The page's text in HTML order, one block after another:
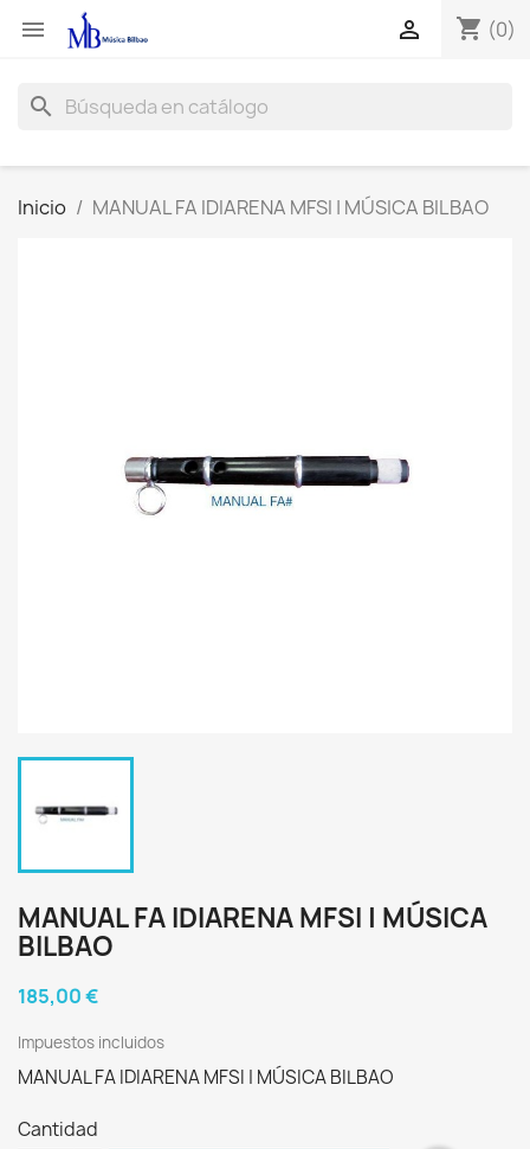
 shopping_cart (0)

search
Inicio MANUAL FA IDIARENA MFSI | MÚSICA BILBAO
MANUAL FA IDIARENA MFSI | MÚSICA
BILBAO
185,00 €
Impuestos incluidos
MANUAL FA IDIARENA MFSI | MÚSICA BILBAO
Cantidad